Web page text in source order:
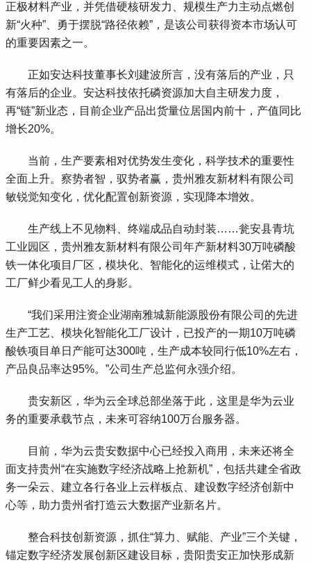
正极材料产业，并凭借硬核研发力、规模生产力主动点燃创
新“火种”、勇于摆脱“路径依赖”，是该公司获得资本市场认可
的重要因素之一。
正如安达科技董事长刘建波所言，没有落后的产业，只
有落后的企业。安达科技依托磷资源加大自主研发力度，
再“链”新业态，目前企业产品出货量位居国内前十，产值同比
增长20%。
当前，生产要素相对优势发生变化，科学技术的重要性
全面上升。察势者智，驭势者赢，贵州雅友新材料有限公司
敏锐觉知变化，优化配置创新资源，实现降本增效。
生产线上不见物料、终端成品自动封装……瓮安县青坑
工业园区，贵州雅友新材料有限公司年产新材料30万吨磷酸
铁一体化项目厂区，模块化、智能化的运维模式，让偌大的
工厂鲜少看见工人的身影。
“我们采用注资企业湖南雅城新能源股份有限公司的先进
生产工艺、模块化智能化工厂设计，已投产的一期10万吨磷
酸铁项目单日产能可达300吨，生产成本较同行低10%左右，
产品良品率达95%。”公司生产总监何永强介绍。
贵安新区，华为云全球总部坐落于此，这里是华为云业
务的重要承载节点，未来可容纳100万台服务器。
目前，华为云贵安数据中心已经投入商用，未来还将全
面支持贵州“在实施数字经济战略上抢新机”，包括共建全省政
务一朵云、建立各行各业上云样板点、建设数字经济创新中
心等，助力贵州省打造云大数据产业新名片。
整合科技创新资源，抓住“算力、赋能、产业”三个关键，
锚定数字经济发展创新区建设目标，贵阳贵安正加快形成新